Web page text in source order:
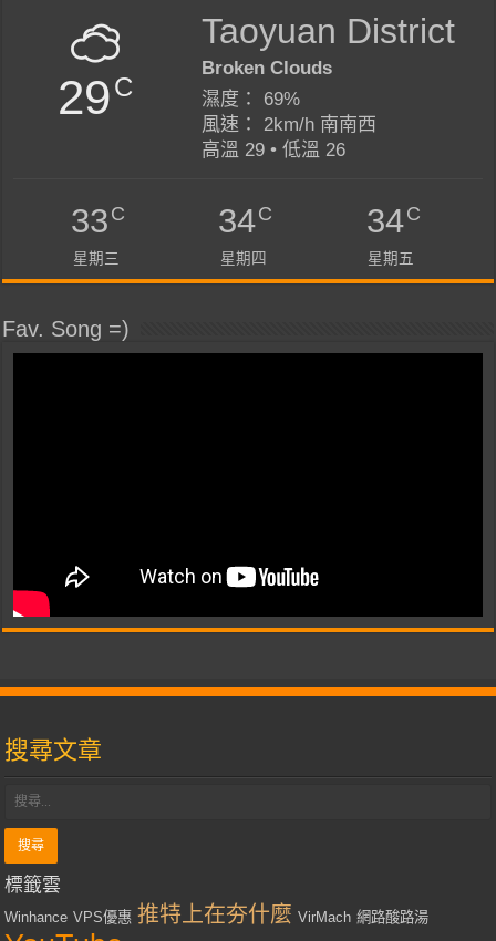
29C
Taoyuan District
Broken Clouds
濕度： 69%
風速： 2km/h 南南西
高溫 29 • 低溫 26
33C
星期三
34C
星期四
34C
星期五
Fav. Song =)
搜尋文章
標籤雲
Winhance VPS優惠 推特上在夯什麼 VirMach 網路酸路湯